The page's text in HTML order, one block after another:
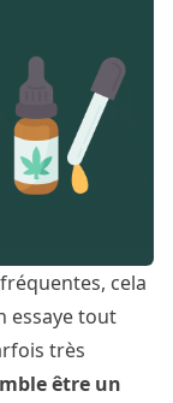
cela
essaye tout
très
être un